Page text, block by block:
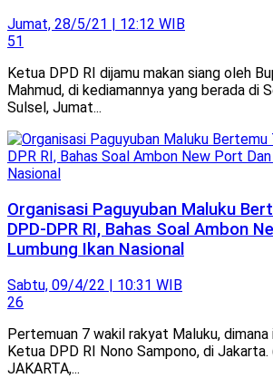
Jumat, 28/5/21 | 12:12 WIB
51
Ketua DPD RI dijamu makan siang oleh
Mahmud, di kediamannya yang berada di
Sulsel, Jumat...
Organisasi Paguyuban Maluku
DPD-DPR RI, Bahas Soal Ambon
Lumbung Ikan Nasional
Sabtu, 09/4/22 | 10:31 WIB
26
Pertemuan 7 wakil rakyat Maluku,
Ketua DPD RI Nono Sampono, di
JAKARTA,...